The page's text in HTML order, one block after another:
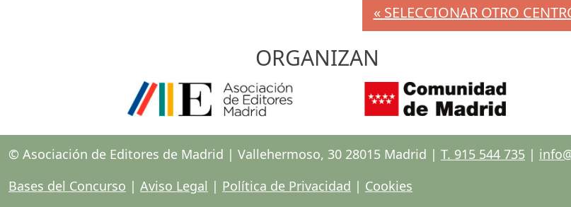
« SELECCIONAR OTRO
ORGANIZAN
© Asociación de Editores de Madrid | Vallehermoso, 30 28015 Madrid | T. 915 544 735 |
Bases del Concurso | Aviso Legal | Política de Privacidad | Cookies